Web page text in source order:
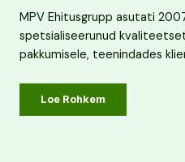
MPV Ehitusgrupp asutati
spetsialiseerunud
pakkumisele, teenindades
Loe Rohkem